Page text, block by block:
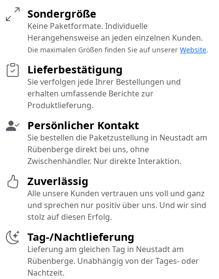
Tag-/Nachtlieferung
Lieferung am gleichen Tag in Neustadt am
Rübenberge. Unabhängig von der Tages- oder
Nachtzeit.
Persönlicher Kontakt
Sie bestellen die Paketzustellung in Neustadt am
Rübenberge direkt bei uns, ohne
Zwischenhändler. Nur direkte Interaktion.
Sondergröße
Keine Paketformate. Individuelle
Herangehensweise an jeden einzelnen Kunden.
Die maximalen Größen finden Sie auf unserer Website.
Lieferbestätigung
Sie verfolgen jede Ihrer Bestellungen und
erhalten umfassende Berichte zur
Produktlieferung.
Zuverlässig
Alle unsere Kunden vertrauen uns voll und ganz
und sprechen nur positiv über uns. Und wir sind
stolz auf diesen Erfolg.